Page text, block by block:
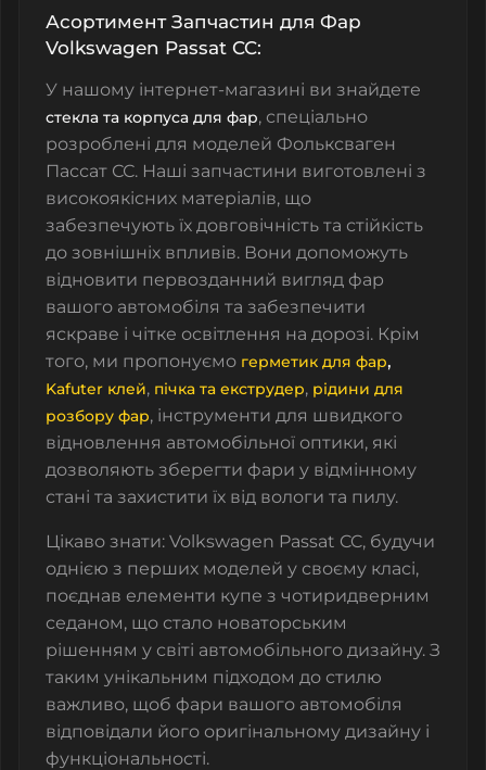
Асортимент Запчастин для Фар
Volkswagen Passat CC:
У нашому інтернет-магазині ви знайдете
стекла та корпуса для фар, спеціально
розроблені для моделей Фольксваген
Пассат СС. Наші запчастини виготовлені з
високоякісних матеріалів, що
забезпечують їх довговічність та стійкість
до зовнішніх впливів. Вони допоможуть
відновити первозданний вигляд фар
вашого автомобіля та забезпечити
яскраве і чітке освітлення на дорозі. Крім
того, ми пропонуємо герметик для фар,
Kafuter клей, пічка та екструдер, рідини для
розбору фар, інструменти для швидкого
відновлення автомобільної оптики, які
дозволяють зберегти фари у відмінному
стані та захистити їх від вологи та пилу.
Цікаво знати: Volkswagen Passat CC, будучи
однією з перших моделей у своєму класі,
поєднав елементи купе з чотиридверним
седаном, що стало новаторським
рішенням у світі автомобільного дизайну. З
таким унікальним підходом до стилю
важливо, щоб фари вашого автомобіля
відповідали його оригінальному дизайну і
функціональності.